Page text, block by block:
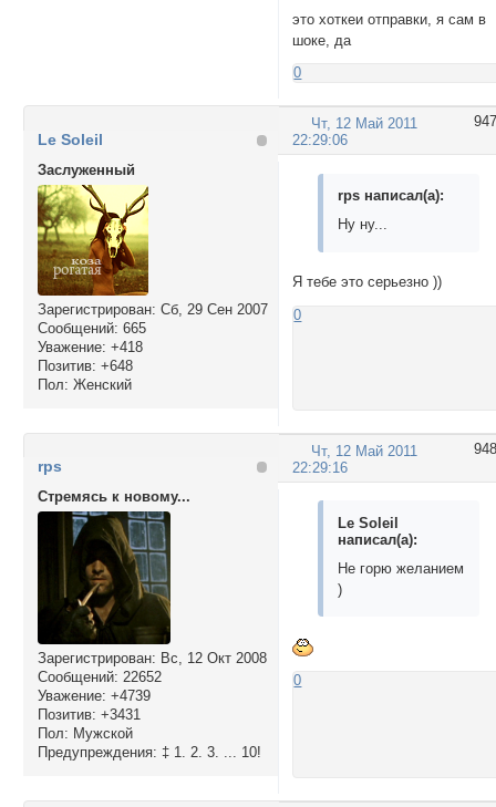
это хоткеи отправки, я сам в
шоке, да
0
947
Чт, 12 Май 2011
22:29:06
Le Soleil
Заслуженный
Зарегистрирован: Сб, 29 Сен 2007
Сообщений: 665
Уважение: +418
Позитив: +648
Пол: Женский
rps написал(а):
Ну ну...
Я тебе это серьезно ))
0
948
Чт, 12 Май 2011
22:29:16
rps
Стремясь к новому...
Зарегистрирован: Вс, 12 Окт 2008
Сообщений: 22652
Уважение: +4739
Позитив: +3431
Пол: Мужской
Предупреждения: ‡ 1. 2. 3. ... 10!
Le Soleil
написал(а):
Не горю желанием
)
0